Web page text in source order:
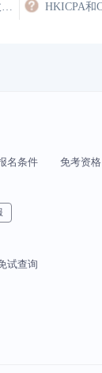
名条件 免考资格
试查询